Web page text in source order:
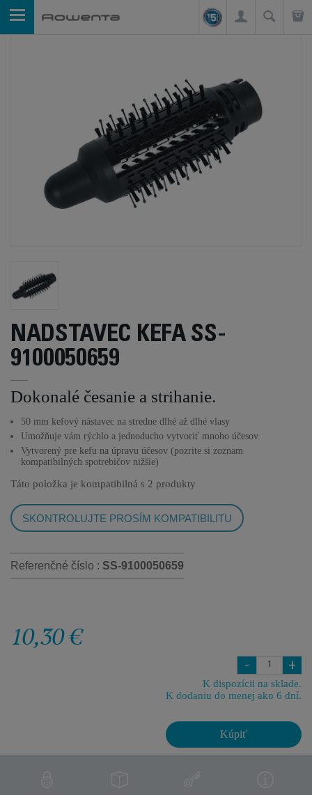
NADSTAVEC KEFA SS-
9100050659
Dokonalé česanie a strihanie.
50 mm kefový nástavec na stredne dlhé až dlhé vlasy
Umožňuje vám rýchlo a jednoducho vytvoriť mnoho účesov.
Vytvorený pre kefu na úpravu účesov (pozrite si zoznam
kompatibilných spotrebičov nižšie)
Táto položka je kompatibilná s 2 produkty
SKONTROLUJTE PROSÍM KOMPATIBILITU
Referenčné číslo : SS-9100050659
10,30 €
- +
K dispozícii na sklade.
K dodaniu do menej ako 6 dní.
Kúpiť